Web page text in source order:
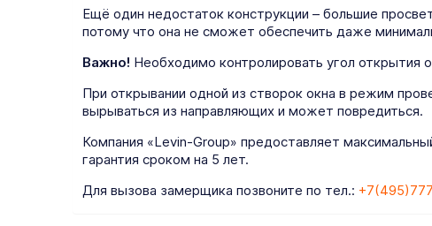
Ещё один недостаток конструкции – большие
потому что она не сможет обеспечить даже
Важно! Необходимо контролировать угол открытия
При открывании одной из створок окна в режим
вырываться из направляющих и может повредиться.
Компания «Levin-Group» предоставляет
гарантия сроком на 5 лет.
Для вызова замерщика позвоните по тел.: